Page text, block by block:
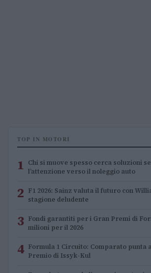
TOP IN MOTORI
1 Chi si muove spesso cerca soluzioni
l’attenzione verso il noleggio auto
2 F1 2026: Sainz valuta il futuro con
stagione deludente
3 Fondi garantiti per i Gran Premi di
milioni per il 2026
4 Formula 1 Circuito: Comparato punta
Premio di Issyk-Kul